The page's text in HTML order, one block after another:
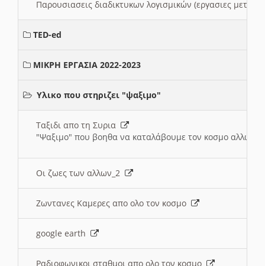
Παρουσιασεις διαδικτυκων λογισμικών (εργασιες
TED-ed
ΜΙΚΡΗ ΕΡΓΑΣΙΑ 2022-2023
Υλικο που στηριζει "ψαξιμο"
Ταξιδι απο τη Συρια
"Ψαξιμο" που βοηθα να καταλάβουμε τον κοσμο αλλων
Οι ζωες των αλλων_2
Ζωντανες Καμερες απο ολο τον κοσμο
google earth
Ραδιοφωνικοι σταθμοι απο ολο τον κοσμο